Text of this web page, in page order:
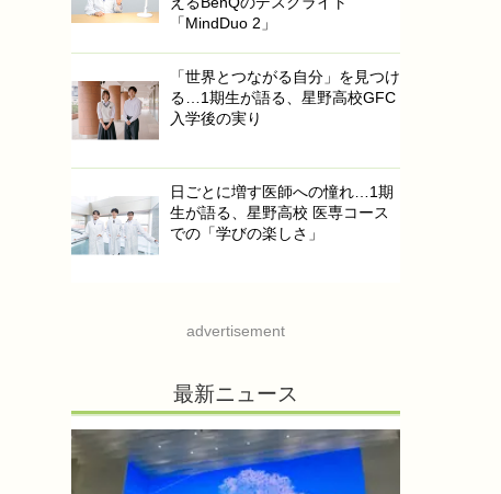
「MindDuo 2」
「世界とつながる自分」を見つけ
る…1期生が語る、星野高校GFC
入学後の実り
日ごとに増す医師への憧れ…1期
生が語る、星野高校 医専コース
での「学びの楽しさ」
advertisement
最新ニュース